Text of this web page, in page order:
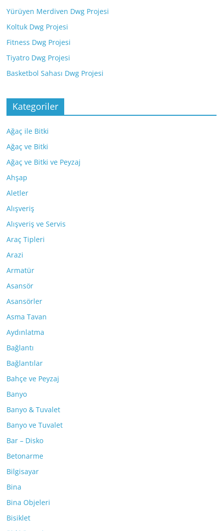
Yürüyen Merdiven Dwg Projesi
Koltuk Dwg Projesi
Fitness Dwg Projesi
Tiyatro Dwg Projesi
Basketbol Sahası Dwg Projesi
Kategoriler
Ağaç ile Bitki
Ağaç ve Bitki
Ağaç ve Bitki ve Peyzaj
Ahşap
Aletler
Alışveriş
Alışveriş ve Servis
Araç Tipleri
Arazi
Armatür
Asansör
Asansörler
Asma Tavan
Aydınlatma
Bağlantı
Bağlantılar
Bahçe ve Peyzaj
Banyo
Banyo & Tuvalet
Banyo ve Tuvalet
Bar – Disko
Betonarme
Bilgisayar
Bina
Bina Objeleri
Bisiklet